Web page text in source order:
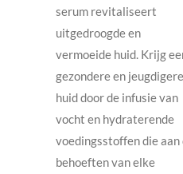
serum revitaliseert
uitgedroogde en
vermoeide huid. Krijg
gezondere en jeugdigere
huid door de infusie van
vocht en hydraterende
voedingsstoffen die aan
behoeften van elke